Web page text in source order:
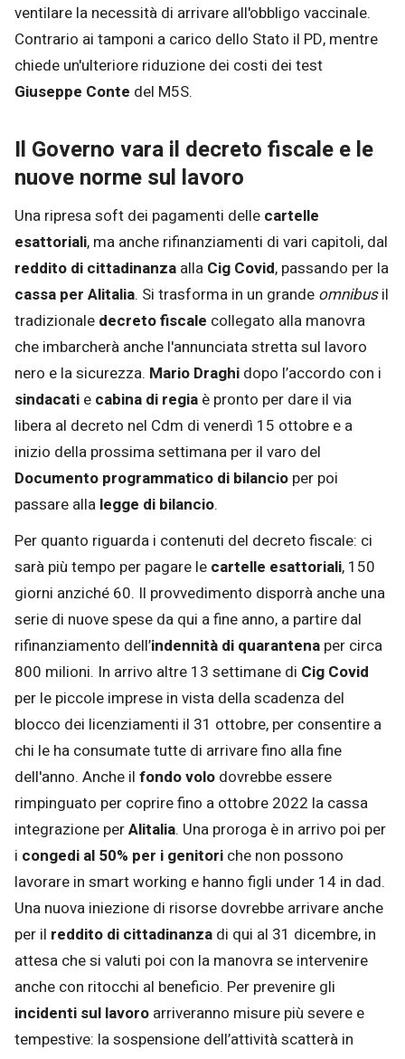
ventilare la necessità di arrivare all'obbligo vaccinale.
Contrario ai tamponi a carico dello Stato il PD, mentre
chiede un'ulteriore riduzione dei costi dei test
Giuseppe Conte del M5S.
Il Governo vara il decreto fiscale e le
nuove norme sul lavoro
Una ripresa soft dei pagamenti delle cartelle
esattoriali, ma anche rifinanziamenti di vari capitoli, dal
reddito di cittadinanza alla Cig Covid, passando per la
cassa per Alitalia. Si trasforma in un grande omnibusil
tradizionale decreto fiscale collegato alla manovra
che imbarcherà anche l'annunciata stretta sul lavoro
nero e la sicurezza. Mario Draghi dopo l’accordo con i
sindacati e cabina di regia è pronto per dare il via
libera al decreto nel Cdm di venerdì 15 ottobre e a
inizio della prossima settimana per il varo del
Documento programmatico di bilancio per poi
passare alla legge di bilancio.
Per quanto riguarda i contenuti del decreto fiscale: ci
sarà più tempo per pagare le cartelle esattoriali, 150
giorni anziché 60. Il provvedimento disporrà anche una
serie di nuove spese da qui a fine anno, a partire dal
rifinanziamento dell’indennità di quarantena per circa
800 milioni. In arrivo altre 13 settimane di Cig Covid
per le piccole imprese in vista della scadenza del
blocco dei licenziamenti il 31 ottobre, per consentire a
chi le ha consumate tutte di arrivare fino alla fine
dell'anno. Anche il fondo volo dovrebbe essere
rimpinguato per coprire fino a ottobre 2022 la cassa
integrazione perAlitalia. Una proroga è in arrivo poi per
i congedi al 50% per i genitori che non possono
lavorare in smart working e hanno figli under 14 in dad.
Una nuova iniezione di risorse dovrebbe arrivare anche
per il reddito di cittadinanza di qui al 31 dicembre, in
attesa che si valuti poi con la manovra se intervenire
anche con ritocchi al beneficio. Per prevenire gli
incidenti sul lavoro arriveranno misure più severe e
tempestive: la sospensione dell’attività scatterà in